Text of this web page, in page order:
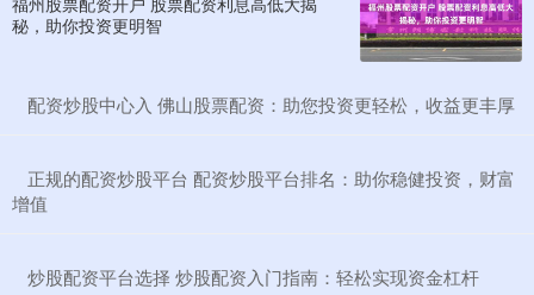
秘，助你投资更明智
​配资炒股中心入 佛山股票配资：助您投资更轻松，收益更丰厚
​正规的配资炒股平台 配资炒股平台排名：助你稳健投资，财富
增值
​炒股配资平台选择 炒股配资入门指南：轻松实现资金杠杆